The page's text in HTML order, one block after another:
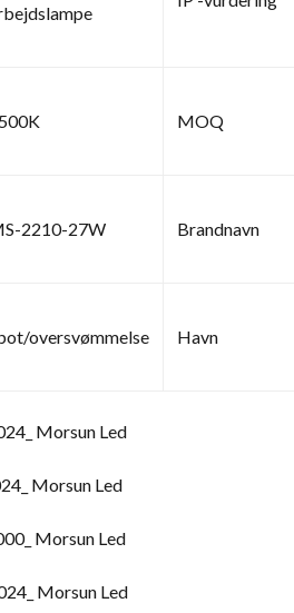
MOQ
2210-27W Brandnavn
oversvømmelse Havn